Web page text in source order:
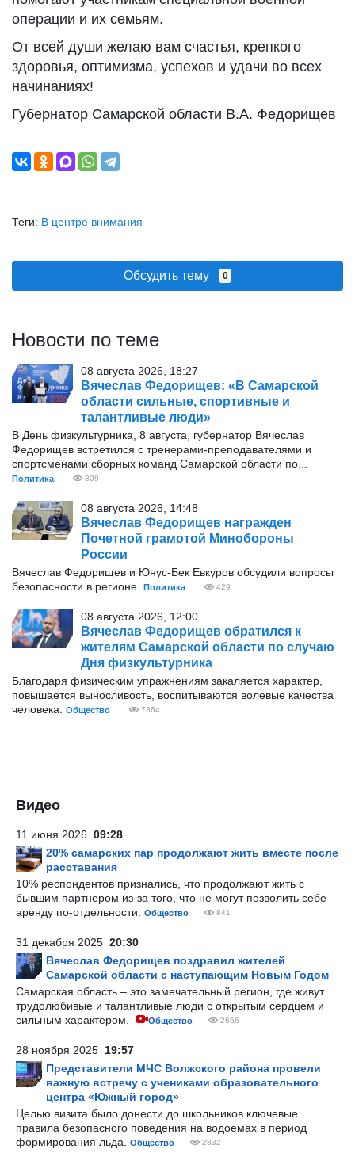
операции и их семьям.
От всей души желаю вам счастья, крепкого
здоровья, оптимизма, успехов и удачи во всех
начинаниях!
Губернатор Самарской области В.А. Федорищев
Теги: В центре внимания
Обсудить тему 0
Новости по теме
08 августа 2026, 18:27
Вячеслав Федорищев: «В Самарской
области сильные, спортивные и
талантливые люди»
В День физкультурника, 8 августа, губернатор Вячеслав
Федорищев встретился с тренерами-преподавателями и
спортсменами сборных команд Самарской области по...
Политика 309
08 августа 2026, 14:48
Вячеслав Федорищев награжден
Почетной грамотой Минобороны
России
Вячеслав Федорищев и Юнус-Бек Евкуров обсудили вопросы
безопасности в регионе.
Политика 429
08 августа 2026, 12:00
Вячеслав Федорищев обратился к
жителям Самарской области по случаю
Дня физкультурника
Благодаря физическим упражнениям закаляется характер,
повышается выносливость, воспитываются волевые качества
человека.
Общество 7364
Видео
11 июня 2026 09:28
20% самарских пар продолжают жить вместе после
расставания
10% респондентов признались, что продолжают жить с
бывшим партнером из-за того, что не могут позволить себе
аренду по-отдельности.
Общество 841
31 декабря 2025 20:30
Вячеслав Федорищев поздравил жителей
Самарской области с наступающим Новым Годом
Самарская область – это замечательный регион, где живут
трудолюбивые и талантливые люди с открытым сердцем и
сильным характером.
Общество 2656
28 ноября 2025 19:57
Представители МЧС Волжского района провели
важную встречу с учениками образовательного
центра «Южный город»
Целью визита было донести до школьников ключевые
правила безопасного поведения на водоемах в период
формирования льда.
Общество 2832